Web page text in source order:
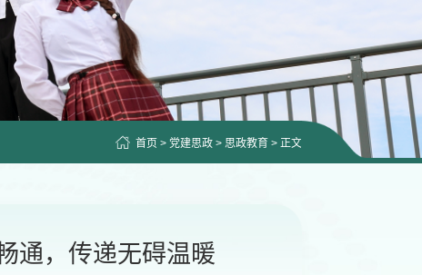
首页 > 党建思政 > 思政教育 > 正文
通，传递无碍温暖